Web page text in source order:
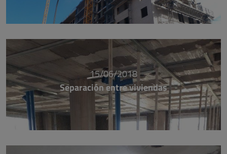
15/06/2018
Separación entre viviendas